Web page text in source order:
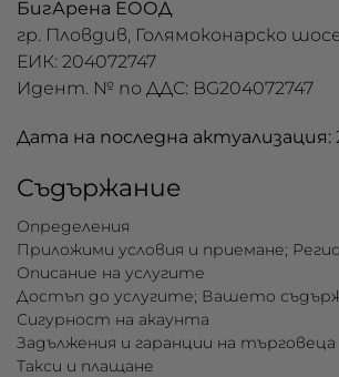
БигАрена ЕООД
гр. Пловдив, Голямоконарско
ЕИК: 204072747
Идент. № по ДДС: BG204072747
Дата на последна актуализация:
Съдържание
Определения
Приложими условия и приемане;
Описание на услугите
Достъп до услугите; Вашето
Сигурност на акаунта
Задължения и гаранции на търговеца
Такси и плащане